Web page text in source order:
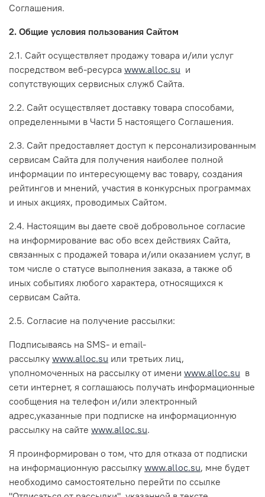
Соглашения.
2. Общие условия пользования Сайтом
2.1. Сайт осуществляет продажу товара и/или услуг
посредством веб-ресурса www.alloc.su и
сопутствующих сервисных служб Сайта.
2.2. Сайт осуществляет доставку товара способами,
определенными в Части 5 настоящего Соглашения.
2.3. Сайт предоставляет доступ к персонализированным
сервисам Сайта для получения наиболее полной
информации по интересующему вас товару, создания
рейтингов и мнений, участия в конкурсных программах
и иных акциях, проводимых Сайтом.
2.4. Настоящим вы даете своё добровольное согласие
на информирование вас обо всех действиях Сайта,
связанных с продажей товара и/или оказанием услуг, в
том числе о статусе выполнения заказа, а также об
иных событиях любого характера, относящихся к
сервисам Сайта.
2.5. Согласие на получение рассылки:
Подписываясь на SMS- и email-
рассылку www.alloc.su или третьих лиц,
уполномоченных на рассылку от имени www.alloc.su в
сети интернет, я соглашаюсь получать информационные
сообщения на телефон и/или электронный
адрес,указанные при подписке на информационную
рассылку на сайте www.alloc.su.
Я проинформирован о том, что для отказа от подписки
на информационную рассылку www.alloc.su, мне будет
необходимо самостоятельно перейти по ссылке